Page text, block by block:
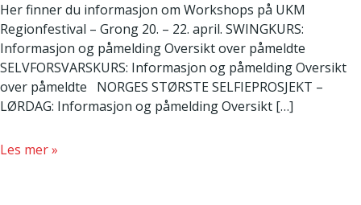
Her finner du informasjon om Workshops på UKM
Regionfestival – Grong 20. – 22. april. SWINGKURS:
Informasjon og påmelding Oversikt over påmeldte
SELVFORSVARSKURS: Informasjon og påmelding Oversikt
over påmeldte NORGES STØRSTE SELFIEPROSJEKT –
LØRDAG: Informasjon og påmelding Oversikt […]
Les mer »